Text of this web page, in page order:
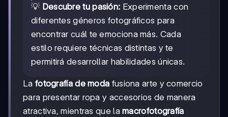
💡 Descubre tu pasión: Experimenta con
diferentes géneros fotográficos para
encontrar cuál te emociona más. Cada
estilo requiere técnicas distintas y te
permitirá desarrollar habilidades únicas.
La fotografía de moda fusiona arte y comercio
para presentar ropa y accesorios de manera
atractiva, mientras que lamacrofotografía